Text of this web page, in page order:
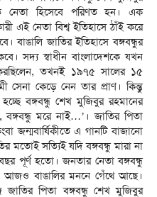
নেতা হিসেবে পরিণত হন। এক
এই নেতা বিশ্ব ইতিহাসে ঠাঁই করে
বাঙালি জাতির ইতিহাসে বঙ্গবন্ধুর
সদ্য স্বাধীন বাংলাদেশকে যখন
করছিলেন, তখনই ১৯৭৫ সালের ১৫
কেড়ে নেন তার প্রাণ। কিন্তু
বঙ্গবন্ধু শেখ মুজিবুর রহমানের
মরে নাই…’। জাতির পিতা
জন্মবার্ষিকীতে এ গানটি বাজানো
মতোই সত্যিই যদি বঙ্গবন্ধু মারা না
পূর্ণ হতো। জনতার নেতা বঙ্গবন্ধু
আজও বাঙালির মননে গেঁথে আছে।
জাতির পিতা বঙ্গবন্ধু শেখ মুজিবুর